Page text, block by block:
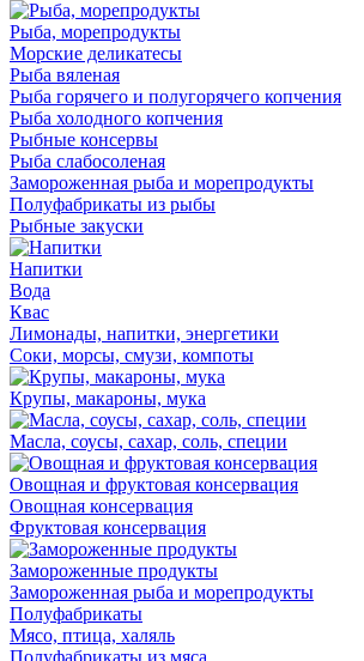
Рыба, морепродукты
Морские деликатесы
Рыба вяленая
Рыба горячего и полугорячего копчения
Рыба холодного копчения
Рыбные консервы
Рыба слабосоленая
Замороженная рыба и морепродукты
Полуфабрикаты из рыбы
Рыбные закуски
Напитки
Вода
Квас
Лимонады, напитки, энергетики
Соки, морсы, смузи, компоты
Крупы, макароны, мука
Масла, соусы, сахар, соль, специи
Овощная и фруктовая консервация
Овощная консервация
Фруктовая консервация
Замороженные продукты
Замороженная рыба и морепродукты
Полуфабрикаты
Мясо, птица, халяль
Полуфабрикаты из мяса